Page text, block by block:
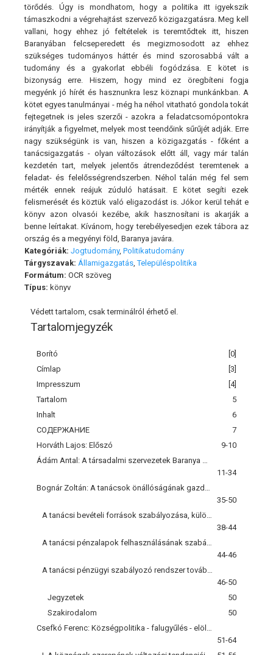
törődés. Úgy is mondhatom, hogy a politika itt igyekszik
támaszkodni a végrehajtást szervező közigazgatásra. Meg kell
vallani, hogy ehhez jó feltételek is teremtődtek itt, hiszen
Baranyában felcseperedett és megizmosodott az ehhez
szükséges tudományos háttér és mind szorosabbá vált a
tudomány és a gyakorlat ebbéli fogódzása. E kötet is
bizonyság erre. Hiszem, hogy mind ez öregbíteni fogja
megyénk jó hírét és hasznunkra lesz köznapi munkánkban. A
kötet egyes tanulmányai - még ha néhol vitatható gondola tokát
fejtegetnek is jeles szerzői - azokra a feladatcsomópontokra
irányítják a figyelmet, melyek most teendőink sűrűjét adják. Erre
nagy szükségünk is van, hiszen a közigazgatás - főként a
tanácsigazgatás - olyan változások előtt áll, vagy már talán
kezdetén tart, melyek jelentős átrendeződést teremtenek a
feladat- és felelősségrendszerben. Néhol talán még fel sem
mérték ennek reájuk zúduló hatásait. E kötet segíti ezek
felismerését és köztük való eligazodást is. Jókor kerül tehát e
könyv azon olvasói kezébe, akik hasznosítani is akarják a
benne leírtakat. Kívánom, hogy terebélyesedjen ezek tábora az
ország és a megyényi föld, Baranya javára.
Kategóriák: Jogtudomány, Politikatudomány
Tárgyszavak: Államigazgatás ,Településpolitika
Formátum: OCR szöveg
Típus: könyv
Védett tartalom, csak terminálról érhető el.
Tartalomjegyzék
Borító
[0]
Címlap
[3]
Impresszum
[4]
Tartalom
5
Inhalt
6
СОДЕРЖАНИЕ
7
Horváth Lajos: Előszó
9-10
11-34
35-50
38-44
44-46
46-50
Jegyzetek
50
Szakirodalom
50
51-64